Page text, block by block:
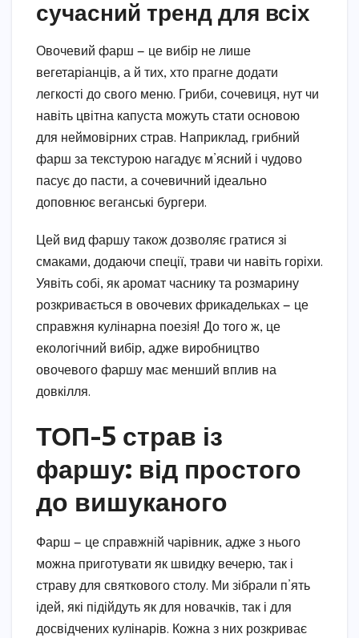
сучасний тренд для всіх
Овочевий фарш — це вибір не лише
вегетаріанців, а й тих, хто прагне додати
легкості до свого меню. Гриби, сочевиця, нут чи
навіть цвітна капуста можуть стати основою
для неймовірних страв. Наприклад, грибний
фарш за текстурою нагадує м’ясний і чудово
пасує до пасти, а сочевичний ідеально
доповнює веганські бургери.
Цей вид фаршу також дозволяє гратися зі
смаками, додаючи спеції, трави чи навіть горіхи.
Уявіть собі, як аромат часнику та розмарину
розкривається в овочевих фрикадельках — це
справжня кулінарна поезія! До того ж, це
екологічний вибір, адже виробництво
овочевого фаршу має менший вплив на
довкілля.
ТОП-5 страв із
фаршу: від простого
до вишуканого
Фарш — це справжній чарівник, адже з нього
можна приготувати як швидку вечерю, так і
страву для святкового столу. Ми зібрали п’ять
ідей, які підійдуть як для новачків, так і для
досвідчених кулінарів. Кожна з них розкриває